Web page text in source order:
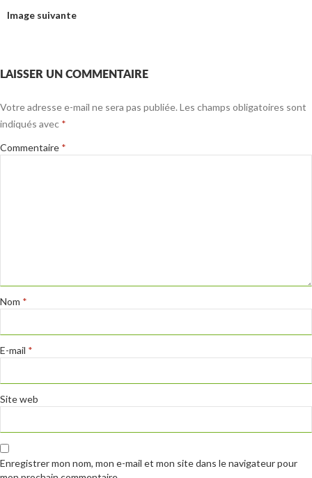
Image suivante
LAISSER UN COMMENTAIRE
Votre adresse e-mail ne sera pas publiée. Les champs obligatoires sont
indiqués avec *
Commentaire *
Nom *
E-mail *
Site web
Enregistrer mon nom, mon e-mail et mon site dans le navigateur pour